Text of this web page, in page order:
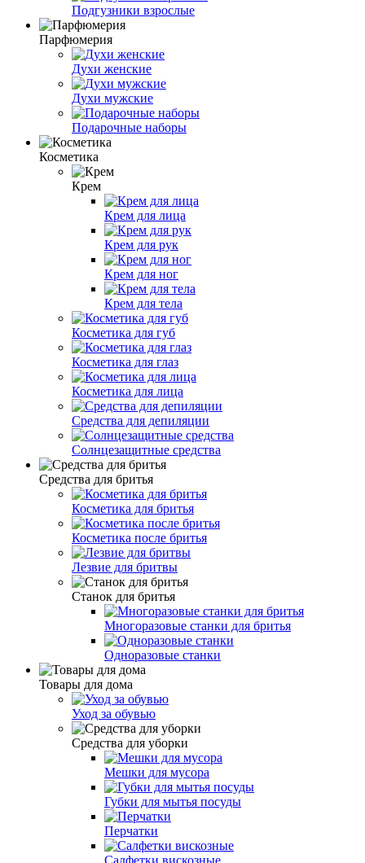
Подгузники взрослые
Парфюмерия
Духи женские
Духи мужские
Подарочные наборы
Косметика
Крем
Крем для лица
Крем для рук
Крем для ног
Крем для тела
Косметика для губ
Косметика для глаз
Косметика для лица
Средства для депиляции
Солнцезащитные средства
Средства для бритья
Косметика для бритья
Косметика после бритья
Лезвие для бритвы
Станок для бритья
Многоразовые станки для бритья
Одноразовые станки
Товары для дома
Уход за обувью
Средства для уборки
Мешки для мусора
Губки для мытья посуды
Перчатки
Салфетки вискозные